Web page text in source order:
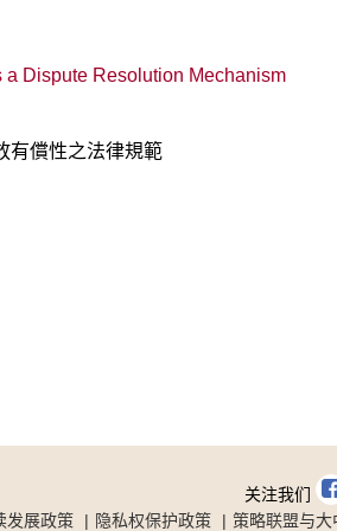
Dispute Resolution Mechanism
有償性之法律規範
关注我们
发展政策
隐私权保护政策 策略联盟与